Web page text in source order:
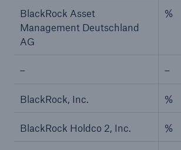
BlackRock Asset
Management Deutschland
AG
%
– –
BlackRock, Inc. %
BlackRock Holdco 2, Inc. %